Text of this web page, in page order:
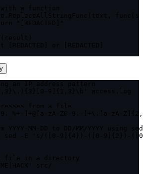
9._%+-]+@[a-zA-Z0-9.-]+\.[a-zA-
MM-DD to DD/MM/YYYY using sed
| sed -E 's/([0-9]{4})-([0-